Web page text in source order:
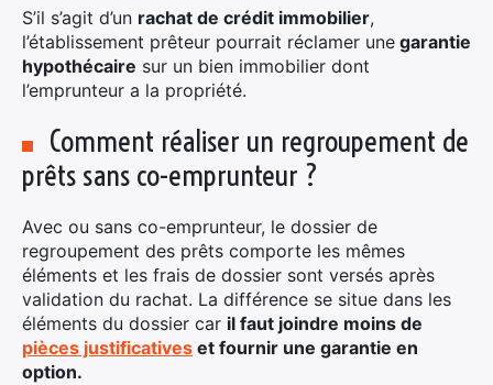
S’il s’agit d’un rachat de crédit immobilier,
l’établissement prêteur pourrait réclamer une garantie
hypothécaire sur un bien immobilier dont
l’emprunteur a la propriété.
Comment réaliser un regroupement de
prêts sans co-emprunteur ?
Avec ou sans co-emprunteur, le dossier de
regroupement des prêts comporte les mêmes
éléments et les frais de dossier sont versés après
validation du rachat. La différence se situe dans les
éléments du dossier car il faut joindre moins de
pièces justificatives et fournir une garantie en
option.
Rechercher